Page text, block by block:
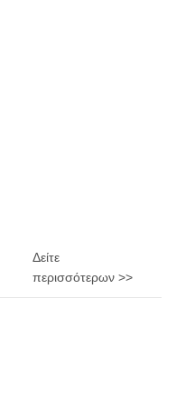
Δείτε
περισσότερων >>